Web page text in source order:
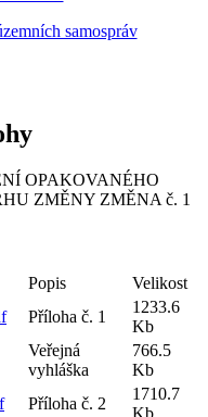
OPAKOVANÉHO
ZMĚNY ZMĚNA č. 1
Popis
Velikost
Příloha č. 1
1233.6
Kb
Veřejná
vyhláška
766.5
Kb
Příloha č. 2
1710.7
Kb